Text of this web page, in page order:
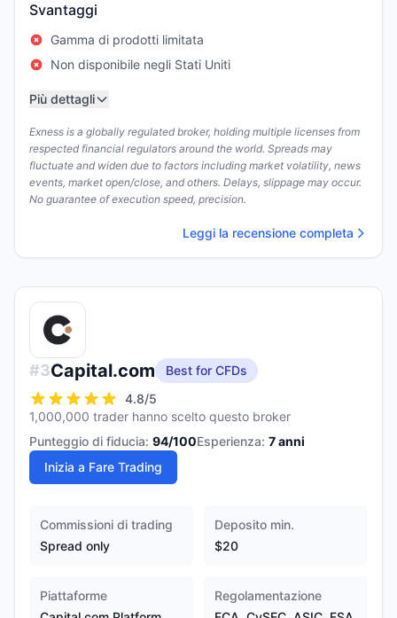
Svantaggi
Gamma di prodotti limitata
Non disponibile negli Stati Uniti
Più dettagli
Exness is a globally regulated broker, holding multiple licenses from
respected financial regulators around the world. Spreads may
fluctuate and widen due to factors including market volatility, news
events, market open/close, and others. Delays, slippage may occur.
No guarantee of execution speed, precision.
Leggi la recensione completa
#3Capital.com
Best for CFDs
4.8/5
1,000,000 trader hanno scelto questo broker
Punteggio di fiducia: 94/100Esperienza: 7anni
Inizia a Fare Trading
Commissioni di trading
Spread only
Deposito min.
$20
Piattaforme
Regolamentazione